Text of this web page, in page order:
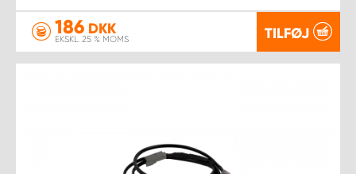
186 DKK
EKSKL. 25 % MOMS TILFØJ